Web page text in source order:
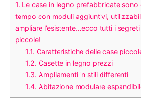
1. Le case in legno prefabbricate sono
tempo con moduli aggiuntivi,
ampliare l’esistente…ecco tutti i
piccole!
1.1. Caratteristiche delle case
1.2. Casette in legno prezzi
1.3. Ampliamenti in stili differenti
1.4. Abitazione modulare